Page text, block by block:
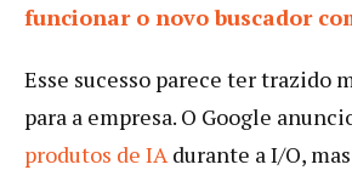
funcionar o novo buscador
Esse sucesso parece ter trazido
para a empresa. O Google
produtos de IAdurante a I/O,